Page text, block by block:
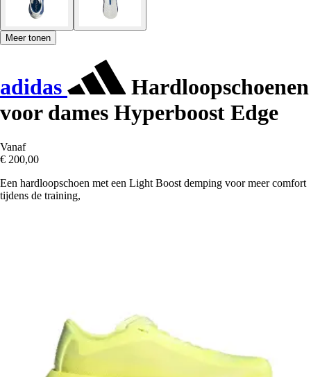
Meer tonen
adidas
Hardloopschoenen
voor dames Hyperboost Edge
Vanaf
€ 200,00
Een hardloopschoen met een Light Boost demping voor meer comfort
tijdens de training,